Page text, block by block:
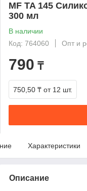
MF TA 145
300 мл
В наличии
Код: 764060
Опт и
790 ₸
750,50 ₸ от 12 шт.
Характеристики
Описание